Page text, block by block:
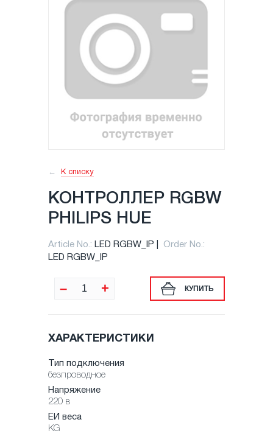
К списку
КОНТРОЛЛЕР RGBW
PHILIPS HUE
Article No.: LED RGBW_IP
Order No.:
LED RGBW_IP
– + КУПИТЬ
ХАРАКТЕРИСТИКИ
Тип подключения
безпроводное
Напряжение
220 в
ЕИ веса
KG